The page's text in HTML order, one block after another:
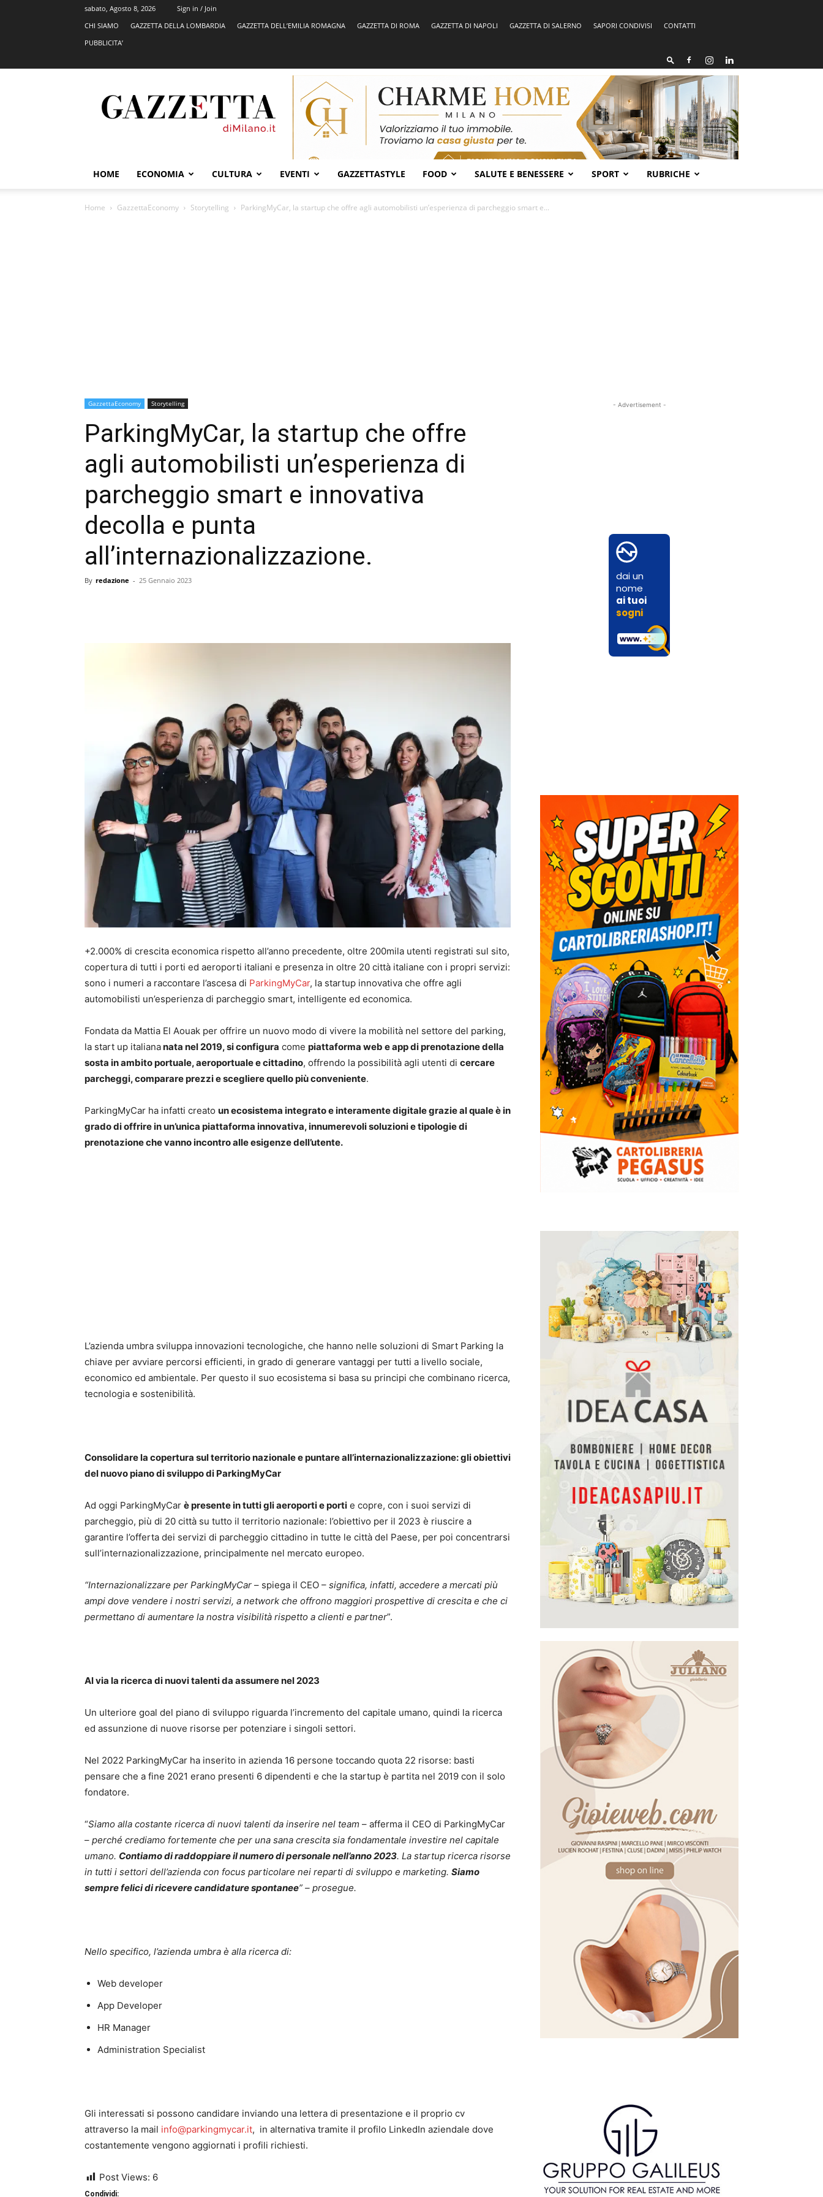
sabato, Agosto 8, 2026
Sign in / Join
CHI SIAMO
GAZZETTA DELLA LOMBARDIA GAZZETTA DELL’EMILIA ROMAGNA GAZZETTA DI ROMA GAZZETTA DI NAPOLI GAZZETTA DI SALERNO SAPORI CONDIVISI
CONTATTI
PUBBLICITA’
HOME ECONOMIA CULTURA EVENTI GAZZETTASTYLE FOOD SALUTE E BENESSERE SPORT RUBRICHE
Home GazzettaEconomy Storytelling ParkingMyCar, la startup che offre agli automobilisti un’esperienza di parcheggio smart e...
GazzettaEconomy Storytelling
ParkingMyCar, la startup che offre
agli automobilisti un’esperienza di
parcheggio smart e innovativa
decolla e punta
all’internazionalizzazione.
By redazione - 25 Gennaio 2023
+2.000% di crescita economica rispetto all’anno precedente, oltre 200mila utenti registrati sul sito,
copertura di tutti i porti ed aeroporti italiani e presenza in oltre 20 città italiane con i propri servizi:
sono i numeri a raccontare l’ascesa di ParkingMyCar, la startup innovativa che offre agli
automobilisti un’esperienza di parcheggio smart, intelligente ed economica.
Fondata da Mattia El Aouak per offrire un nuovo modo di vivere la mobilità nel settore del parking,
la start up italiananata nel 2019, si configura come piattaforma web e app di prenotazione della
sosta in ambito portuale, aeroportuale e cittadino, offrendo la possibilità agli utenti di cercare
parcheggi, comparare prezzi e scegliere quello più conveniente.
ParkingMyCar ha infatti creato un ecosistema integrato e interamente digitale grazie al quale è in
grado di offrire in un’unica piattaforma innovativa, innumerevoli soluzioni e tipologie di
prenotazione che vanno incontro alle esigenze dell’utente.
L’azienda umbra sviluppa innovazioni tecnologiche, che hanno nelle soluzioni di Smart Parking la
chiave per avviare percorsi efficienti, in grado di generare vantaggi per tutti a livello sociale,
economico ed ambientale. Per questo il suo ecosistema si basa su principi che combinano ricerca,
tecnologia e sostenibilità.
Consolidare la copertura sul territorio nazionale e puntare all’internazionalizzazione: gli obiettivi
del nuovo piano di sviluppo di ParkingMyCar
Ad oggi ParkingMyCar è presente in tutti gli aeroporti e porti e copre, con i suoi servizi di
parcheggio, più di 20 città su tutto il territorio nazionale: l’obiettivo per il 2023 è riuscire a
garantire l’offerta dei servizi di parcheggio cittadino in tutte le città del Paese, per poi concentrarsi
sull’internazionalizzazione, principalmente nel mercato europeo.
“Internazionalizzare per ParkingMyCar – spiega il CEO – significa, infatti, accedere a mercati più
ampi dove vendere i nostri servizi, a network che offrono maggiori prospettive di crescita e che ci
permettano di aumentare la nostra visibilità rispetto a clienti e partner”.
Al via la ricerca di nuovi talenti da assumere nel 2023
Un ulteriore goal del piano di sviluppo riguarda l’incremento del capitale umano, quindi la ricerca
ed assunzione di nuove risorse per potenziare i singoli settori.
Nel 2022 ParkingMyCar ha inserito in azienda 16 persone toccando quota 22 risorse: basti
pensare che a fine 2021 erano presenti 6 dipendenti e che la startup è partita nel 2019 con il solo
fondatore.
“Siamo alla costante ricerca di nuovi talenti da inserire nel team – afferma il CEO di ParkingMyCar
– perché crediamo fortemente che per una sana crescita sia fondamentale investire nel capitale
umano. Contiamo di raddoppiare il numero di personale nell’anno 2023. La startup ricerca risorse
in tutti i settori dell’azienda con focus particolare nei reparti di sviluppo e marketing. Siamo
sempre felici di ricevere candidature spontanee” – prosegue.
Nello specifico, l’azienda umbra è alla ricerca di:
Web developer
App Developer
HR Manager
Administration Specialist
Gli interessati si possono candidare inviando una lettera di presentazione e il proprio cv
attraverso la mail info@parkingmycar.it, in alternativa tramite il profilo LinkedIn aziendale dove
costantemente vengono aggiornati i profili richiesti.
Post Views: 6
Condividi:
- Advertisement -